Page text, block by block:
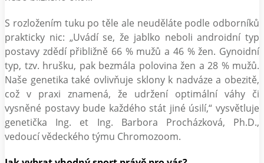
S rozložením tuku po těle ale neuděláte podle odborníků
prakticky nic: „Uvádí se, že jablko neboli androidní typ
postavy zdědí přibližně 66 % mužů a 46 % žen. Gynoidní
typ, tzv. hrušku, pak bezmála polovina žen a 28 % mužů.
Naše genetika také ovlivňuje sklony k nadváze a obezitě,
což v praxi znamená, že udržení optimální váhy či
vysněné postavy bude každého stát jiné úsilí,“ vysvětluje
genetička Ing. et Ing. Barbora Procházková, Ph.D.,
vedoucí vědeckého týmu Chromozoom.